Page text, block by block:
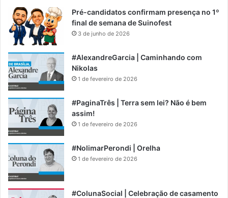
Pré-candidatos confirmam presença no 1º
final de semana de Suinofest
3 de junho de 2026
#AlexandreGarcia | Caminhando com
Nikolas
1 de fevereiro de 2026
#PaginaTrês | Terra sem lei? Não é bem
assim!
1 de fevereiro de 2026
#NolimarPerondi | Orelha
1 de fevereiro de 2026
#ColunaSocial | Celebração de casamento